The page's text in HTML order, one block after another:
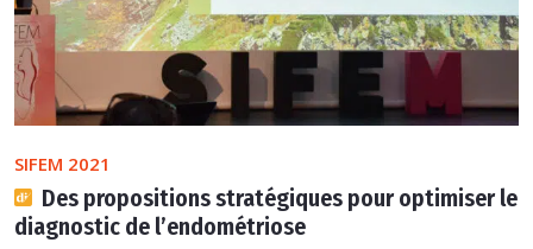
SIFEM 2021
Des propositions stratégiques pour optimiser le
diagnostic de l’endométriose